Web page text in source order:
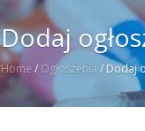
Dodaj
Home / Ogłoszenia / Dodaj